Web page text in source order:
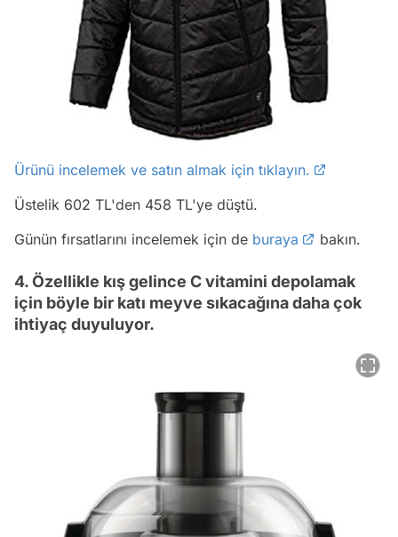
Ürünü incelemek ve satın almak için tıklayın.
Üstelik 602 TL'den 458 TL'ye düştü.
Günün fırsatlarını incelemek için de buraya bakın.
4. Özellikle kış gelince C vitamini depolamak
için böyle bir katı meyve sıkacağına daha çok
ihtiyaç duyuluyor.